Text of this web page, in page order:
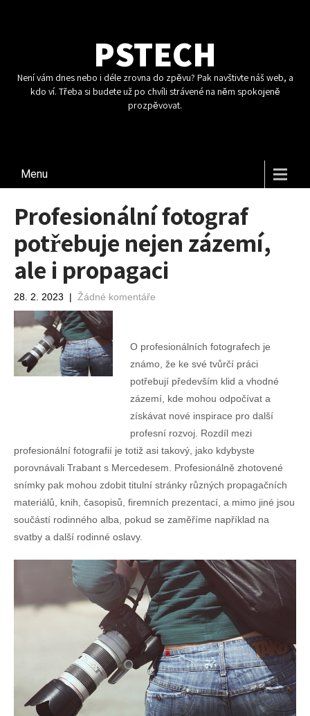
PSTECH
Není vám dnes nebo i déle zrovna do zpěvu? Pak navštivte náš web, a
kdo ví. Třeba si budete už po chvíli strávené na něm spokojeně
prozpěvovat.
Menu
Profesionální fotograf
potřebuje nejen zázemí,
ale i propagaci
28. 2. 2023 | Žádné komentáře
O profesionálních fotografech je
známo, že ke své tvůrčí práci
potřebují především klid a vhodné
zázemí, kde mohou odpočívat a
získávat nové inspirace pro další
profesní rozvoj. Rozdíl mezi
profesionální fotografií je totiž asi takový, jako kdybyste
porovnávali Trabant s Mercedesem. Profesionálně zhotovené
snímky pak mohou zdobit titulní stránky různých propagačních
materiálů, knih, časopisů, firemních prezentací, a mimo jiné jsou
součástí rodinného alba, pokud se zaměříme například na
svatby a další rodinné oslavy.